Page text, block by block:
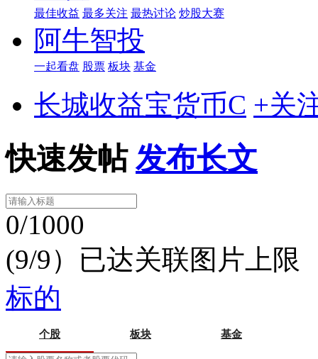
最佳收益 最多关注 最热讨论 炒股大赛
阿牛智投
一起看盘 股票 板块 基金
长城收益宝货币C +关
快速发帖 发布长文
0/1000
(9/9）已达关联图片上限
标的
个股 板块 基金